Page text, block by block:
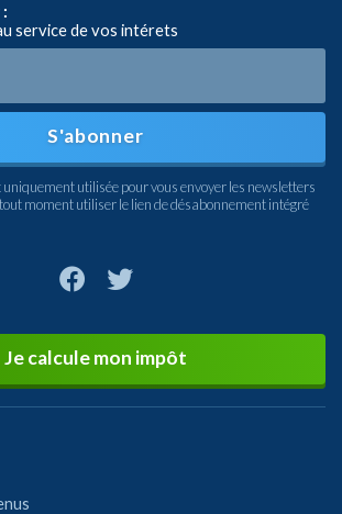
service de vos intérets
S'abonner
utilisée pour vous envoyer les newsletters
moment utiliser le lien de désabonnement intégré
Je calcule mon impôt